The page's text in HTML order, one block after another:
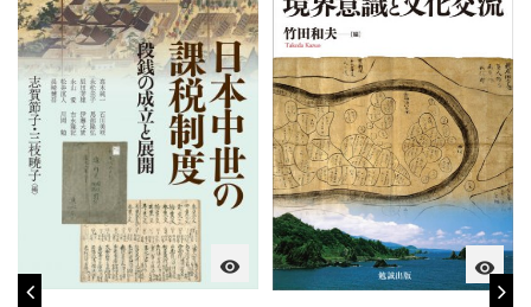
visibility visibility